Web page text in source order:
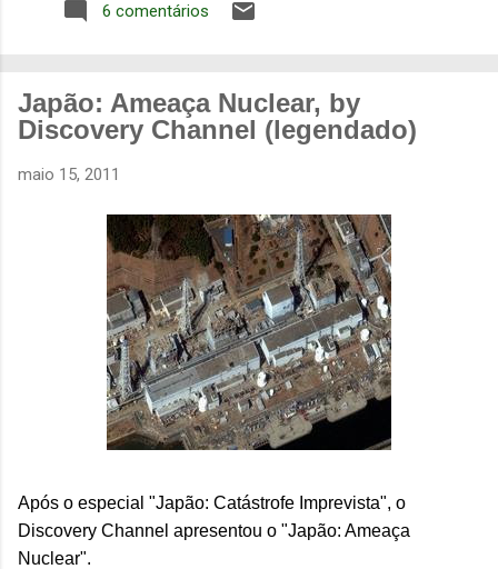
6 comentários
Japão: Ameaça Nuclear, by
Discovery Channel (legendado)
maio 15, 2011
Após o especial "Japão: Catástrofe Imprevista", o
Discovery Channel apresentou o "Japão: Ameaça
Nuclear".